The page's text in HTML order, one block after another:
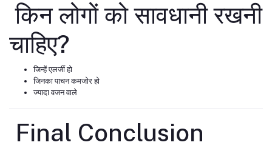
किन लोगों को सावधानी रखनी
चाहिए?
जिन्हें एलर्जी हो
जिनका पाचन कमजोर हो
ज्यादा वजन वाले
Final Conclusion